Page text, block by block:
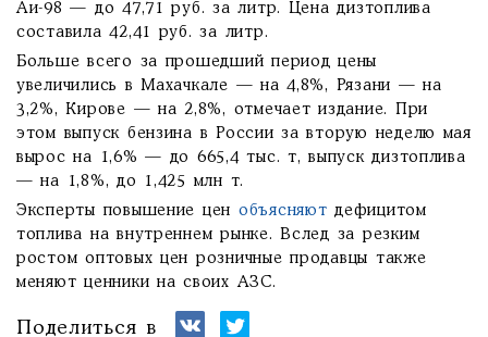
Аи-98 — до 47,71 руб. за литр. Цена дизтоплива
составила 42,41 руб. за литр.
Больше всего за прошедший период цены
увеличились в Махачкале — на 4,8%, Рязани — на
3,2%, Кирове — на 2,8%, отмечает издание. При
этом выпуск бензина в России за вторую неделю мая
вырос на 1,6% — до 665,4 тыс. т, выпуск дизтоплива
— на 1,8%, до 1,425 млн т.
Эксперты повышение цен объясняют дефицитом
топлива на внутреннем рынке. Вслед за резким
ростом оптовых цен розничные продавцы также
меняют ценники на своих АЗС.
Поделиться в